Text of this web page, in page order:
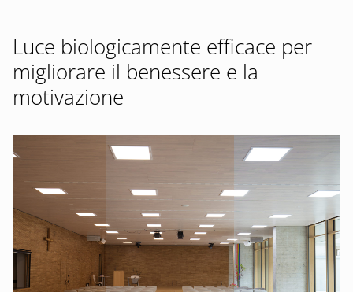
Luce biologicamente efficace per
migliorare il benessere e la
motivazione